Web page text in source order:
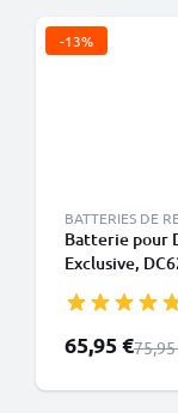
-13%
BATTERIES DE
Batterie pour
Exclusive,
compatible
Prix spécial
65,95 €Prix